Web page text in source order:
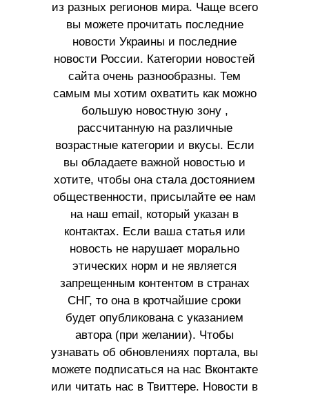
из разных регионов мира. Чаще всего
вы можете прочитать последние
новости Украины и последние
новости России. Категории новостей
сайта очень разнообразны. Тем
самым мы хотим охватить как можно
большую новостную зону ,
рассчитанную на различные
возрастные категории и вкусы. Если
вы обладаете важной новостью и
хотите, чтобы она стала достоянием
общественности, присылайте ее нам
на наш email, который указан в
контактах. Если ваша статья или
новость не нарушает морально
этических норм и не является
запрещенным контентом в странах
СНГ, то она в кротчайшие сроки
будет опубликована с указанием
автора (при желании). Чтобы
узнавать об обновлениях портала, вы
можете подписаться на нас Вконтакте
или читать нас в Твиттере. Новости в